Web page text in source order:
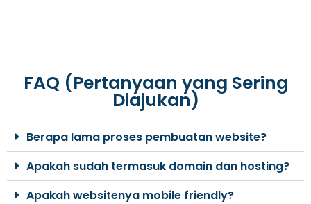
FAQ (Pertanyaan yang Sering
Diajukan)
Berapa lama proses pembuatan website?
Apakah sudah termasuk domain dan hosting?
Apakah websitenya mobile friendly?